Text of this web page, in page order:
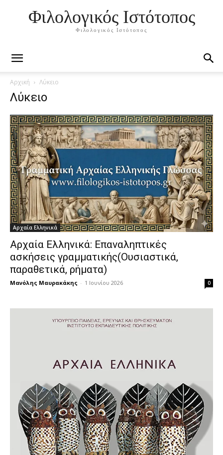
Φιλολογικός Ιστότοπος
Φιλολογικός Ιστότοπος
Αρχική Λύκειο
Λύκειο
Αρχαία Ελληνικά
Αρχαία Ελληνικά: Επαναληπτικές
ασκήσεις γραμματικής(Ουσιαστικά,
παραθετικά, ρήματα)
Μανόλης Μαυρακάκης - 1 Ιουνίου 2026 0